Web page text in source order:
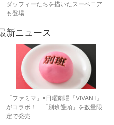
ダッフィーたちを描いたスーベニア
も登場
新ニュース
「ファミマ」×日曜劇場『VIVANT』
がコラボ！ 「別班饅頭」を数量限
定で発売